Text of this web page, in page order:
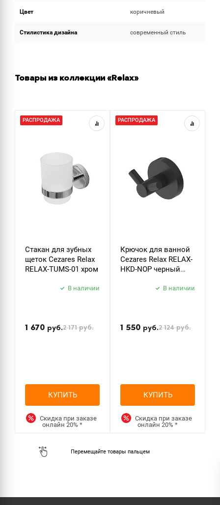
Цвет коричневый
Стилистика дизайна современный стиль
Товары из коллекции «Relax»
РАСПРОДАЖА
Стакан для зубных
щеток Cezares Relax
RELAX-TUMS-01 хром
В наличии
1 670 руб.2 171руб.
КУПИТЬ
Скидка при заказе
онлайн20%*
РАСПРОДАЖА
Крючок для ванной
Cezares Relax RELAX-
HKD-NOP черный
В наличии
1 550 руб.2 124руб.
КУПИТЬ
Скидка при заказе
онлайн20%*